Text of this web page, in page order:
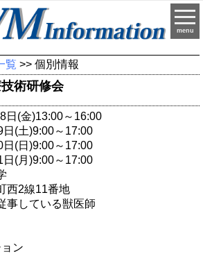
menu
覧 >> 個別情報
術研修会
日(金)13:00～16:00
日(土)9:00～17:00
日(日)9:00～17:00
日(月)9:00～17:00
西2線11番地
事している獣医師
ン